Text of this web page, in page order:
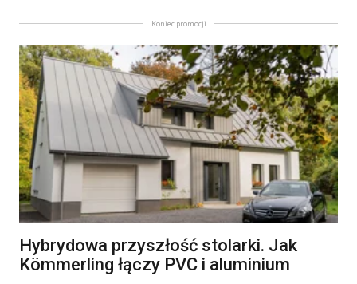
Koniec promocji
Hybrydowa przyszłość stolarki. Jak
Kömmerling łączy PVC i aluminium